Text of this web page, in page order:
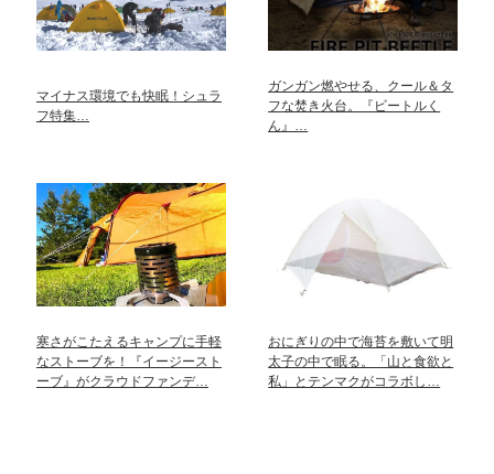
マイナス環境でも快眠！シュラ
フ特集…
ガンガン燃やせる、クール＆タ
フな焚き火台。『ビートルく
ん』…
寒さがこたえるキャンプに手軽
なストーブを！『イージースト
ーブ』がクラウドファンデ…
おにぎりの中で海苔を敷いて明
太子の中で眠る。「山と食欲と
私」とテンマクがコラボし…